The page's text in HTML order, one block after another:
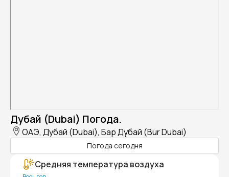
Дубай (Dubai) Погода.
ОАЭ, Дубай (Dubai), Бар Дубай (Bur Dubai)
Погода сегодня
Средняя температура воздуха